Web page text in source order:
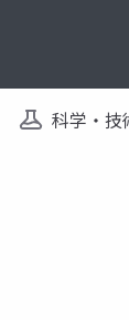
科学・技